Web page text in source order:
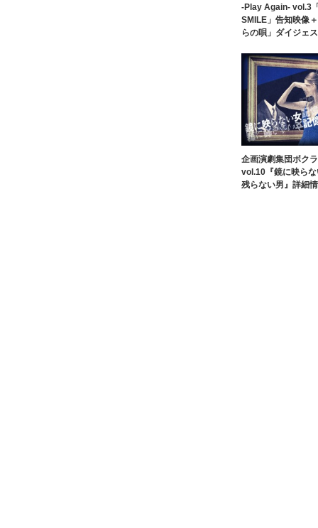
-Play Again- vol.3
SMILE」告知映像
らの唄」ダイジェ
企画演劇集団ボク
vol.10『鏡に映ら
残らない男』詳細